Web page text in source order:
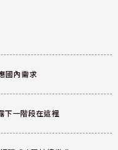
國內需求
一階段在這裡